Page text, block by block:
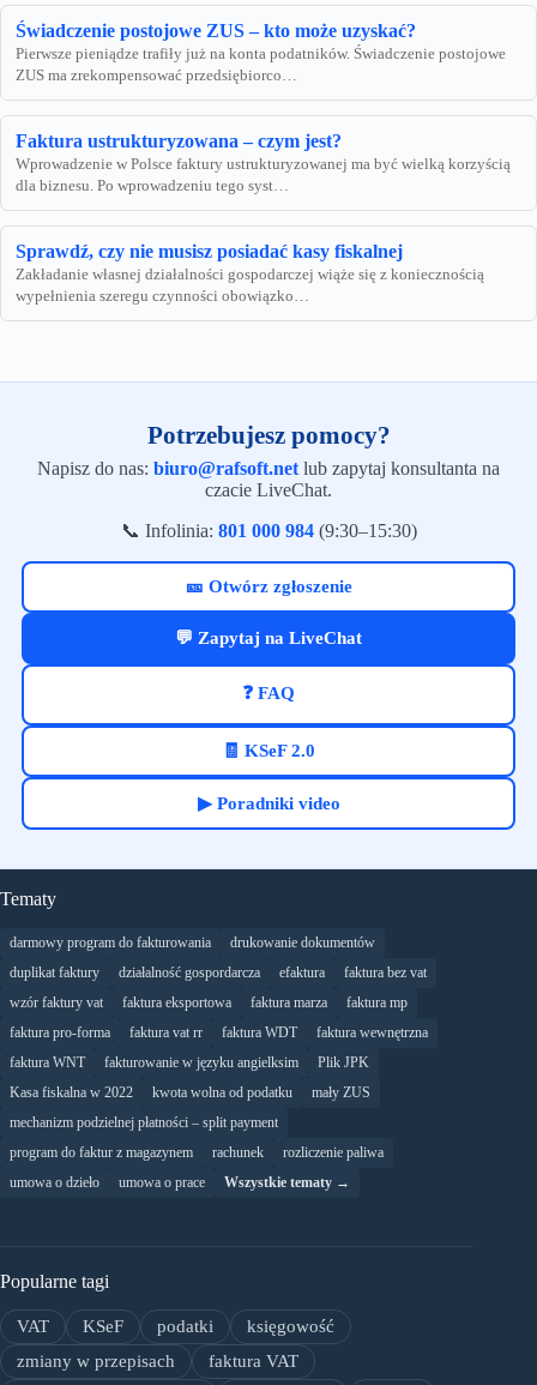
Świadczenie postojowe ZUS – kto może uzyskać?
Pierwsze pieniądze trafiły już na konta podatników. Świadczenie postojowe
ZUS ma zrekompensować przedsiębiorco…
Faktura ustrukturyzowana – czym jest?
Wprowadzenie w Polsce faktury ustrukturyzowanej ma być wielką korzyścią
dla biznesu. Po wprowadzeniu tego syst…
Sprawdź, czy nie musisz posiadać kasy fiskalnej
Zakładanie własnej działalności gospodarczej wiąże się z koniecznością
wypełnienia szeregu czynności obowiązko…
Potrzebujesz pomocy?
Napisz do nas: biuro@rafsoft.net lub zapytaj konsultanta na
czacie LiveChat.
📞 Infolinia: 801 000 984(9:30–15:30)
🎫 Otwórz zgłoszenie
💬 Zapytaj na LiveChat
❓ FAQ
🧾 KSeF 2.0
▶ Poradniki video
Tematy
darmowy program do fakturowania
drukowanie dokumentów
duplikat faktury
działalność gospordarcza efaktura
faktura bez vat
wzór faktury vat
faktura eksportowa faktura marza
faktura mp
faktura pro-forma
faktura vat rr faktura WDT
faktura wewnętrzna
faktura WNT
fakturowanie w języku angielksim
Plik JPK
Kasa fiskalna w 2022
kwota wolna od podatku
mały ZUS
mechanizm podzielnej płatności – split payment
program do faktur z magazynem
rachunek
rozliczenie paliwa
umowa o dzieło
umowa o prace Wszystkie tematy →
Popularne tagi
VAT KSeF podatki
księgowość
zmiany w przepisach
faktura VAT